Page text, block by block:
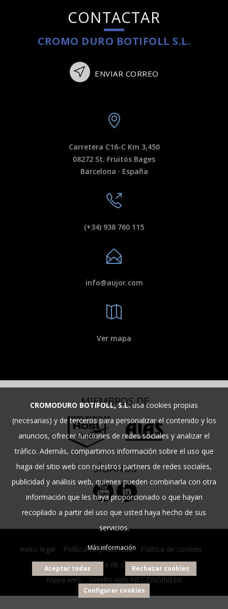
CONTACTAR
CROMO DURO BOTIFOLL S.L.
ENVIAR CORREO
Carretera C16-C Km 3,450
08272 St. Fruitós Bages
Barcelona · España
(+34) 938 760 115
info@aujor.com
Ver mapa
MIEMBROS DE
SÍGANOS
Aviso legal Política de privacidad| Política de cookies
Política de calidad
Mapa web
Diseño web NET ENGINEER
CROMODURO BOTIFOLL, S.L.usa cookies propias
(necesarias) y de terceros para personalizar el contenido y los
anuncios, ofrecer funciones de redes sociales y analizar el
tráfico. Además, compartimos información sobre el uso que
haga del sitio web con nuestros partners de redes sociales,
publicidad y análisis web, quienes pueden combinarla con otra
información que les haya proporcionado o que hayan
recopilado a partir del uso que usted haya hecho de sus
servicios.
Más información
Aceptar todas Rechazar cookies
Configurar cookies